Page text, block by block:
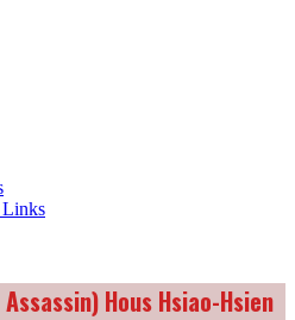
Links
Hous Hsiao-Hsien